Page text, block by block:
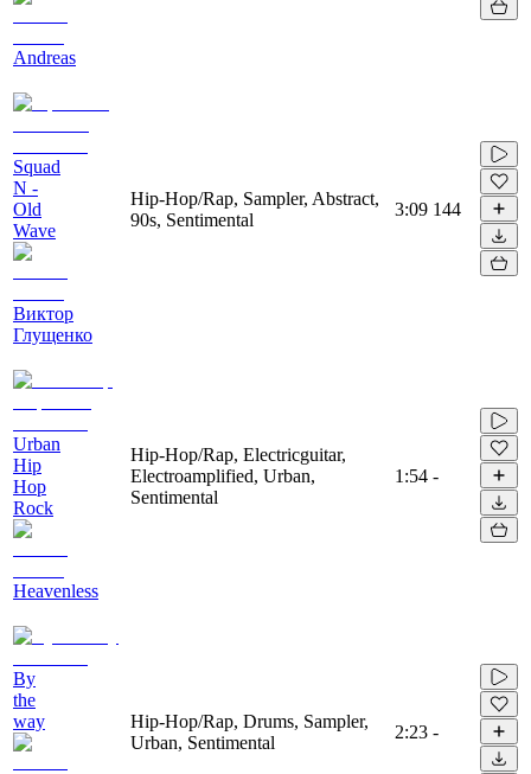
Andreas
Squad
N -
Old
Wave
Виктор
Глущенко
Hip-Hop/Rap, Sampler, Abstract,
90s, Sentimental
3:09 144
Urban
Hip
Hop
Rock
Heavenless
Hip-Hop/Rap, Electricguitar,
Electroamplified, Urban,
Sentimental
1:54 -
By
the
way
Hip-Hop/Rap, Drums, Sampler,
Urban, Sentimental
2:23 -